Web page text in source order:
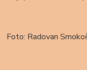
Foto: Radovan